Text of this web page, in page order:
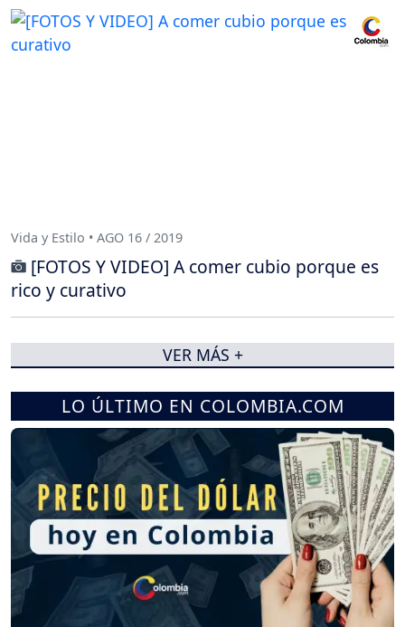
LO ÚLTIMO EN COLOMBIA.COM
Vida y Estilo • AGO 16 / 2019
[FOTOS Y VIDEO] A comer cubio porque es
rico y curativo
VER MÁS +